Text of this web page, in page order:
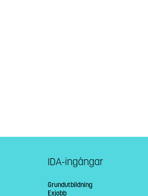
IDA-ingångar
Grundutbildning
Exjobb